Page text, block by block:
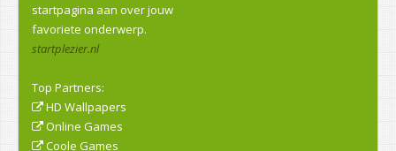
startpagina aan over jouw
favoriete onderwerp.
startplezier.nl
Top Partners:
HD Wallpapers
Online Games
Coole Games